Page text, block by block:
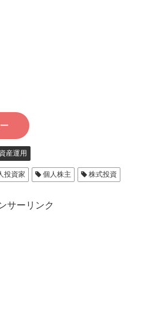
産運用
投資家 個人株主 株式投資
サーリンク